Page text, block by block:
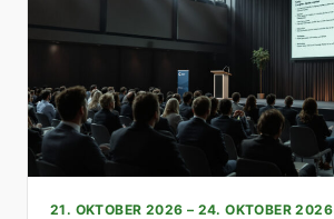
21. OKTOBER 2026 – 24. OKTOBER 2026